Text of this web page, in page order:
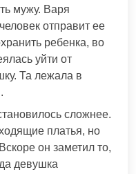
мужу. Варя
отправит ее
ребенка, во
уйти от
Та лежала в
сложнее.
платья, но
он заметил то,
девушка